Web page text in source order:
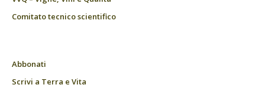
Comitato tecnico scientifico
Abbonati
Scrivi a Terra e Vita